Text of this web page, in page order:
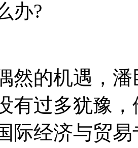
办?
的机遇，潘
有过多犹豫
际经济与贸